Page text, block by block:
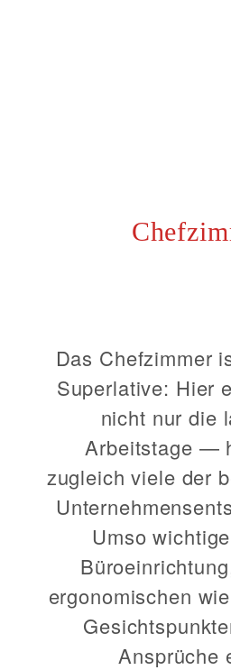
Das Chefzimmer
Superlative: Hier
nicht nur die
Arbeitstage —
zugleich viele der
Umso
ergonomischen
Ansprüche